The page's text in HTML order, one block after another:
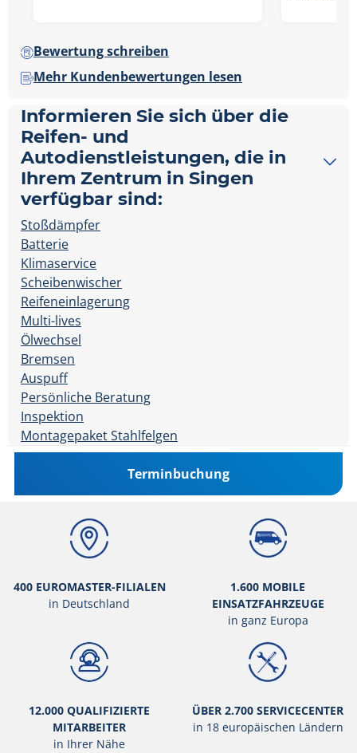
Bewertung schreiben
Mehr Kundenbewertungen lesen
Informieren Sie sich über die
Reifen- und
Autodienstleistungen, die in
Ihrem Zentrum in Singen
verfügbar sind:
Stoßdämpfer
Batterie
Klimaservice
Scheibenwischer
Reifeneinlagerung
Multi-lives
Ölwechsel
Bremsen
Auspuff
Persönliche Beratung
Inspektion
Montagepaket Stahlfelgen
Terminbuchung
400 EUROMASTER-FILIALEN
in Deutschland
1.600 MOBILE
EINSATZFAHRZEUGE
in ganz Europa
12.000 QUALIFIZIERTE
MITARBEITER
in Ihrer Nähe
ÜBER 2.700 SERVICECENTER
in 18 europäischen Ländern